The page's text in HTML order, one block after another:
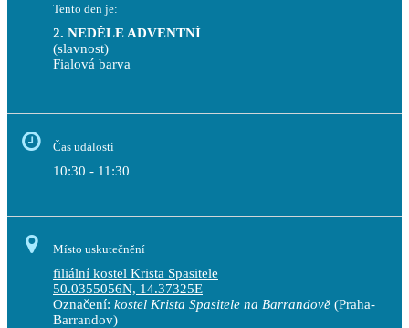
Tento den je:
2. NEDĚLE ADVENTNÍ
(slavnost)
Fialová barva
Čas události
10:30 - 11:30
Místo uskutečnění
filiální kostel Krista Spasitele
50.0355056N, 14.37325E
Označení: kostel Krista Spasitele na Barrandově (Praha-
Barrandov)